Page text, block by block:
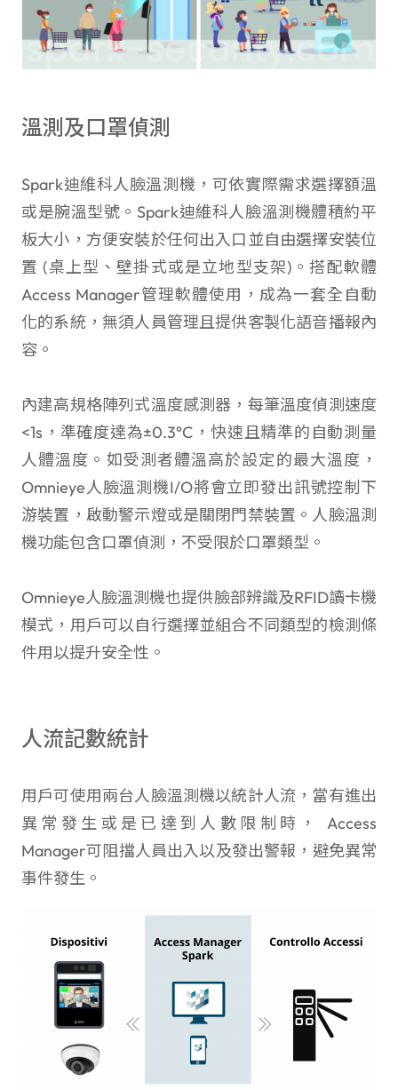
溫測及口罩偵測
Spark迪維科人臉溫測機，可依實際需求選擇額溫
或是腕溫型號。Spark迪維科人臉溫測機體積約平
板大小，方便安裝於任何出入口並自由選擇安裝位
置 (桌上型、壁掛式或是立地型支架)。搭配軟體
Access Manager管理軟體使用，成為一套全自動
化的系統，無須人員管理且提供客製化語音播報內
容。
內建高規格陣列式溫度感測器，每筆溫度偵測速度
<1s，準確度達為±0.3°C，快速且精準的自動測量
人體溫度。如受測者體溫高於設定的最大溫度，
Omnieye人臉溫測機I/O將會立即發出訊號控制下
游裝置，啟動警示燈或是關閉門禁裝置。人臉溫測
機功能包含口罩偵測，不受限於口罩類型。
Omnieye人臉溫測機也提供臉部辨識及RFID讀卡機
模式，用戶可以自行選擇並組合不同類型的檢測條
件用以提升安全性。
人流記數統計
用戶可使用兩台人臉溫測機以統計人流，當有進出
異常發生或是已達到人數限制時， Access
Manager可阻擋人員出入以及發出警報，避免異常
事件發生。